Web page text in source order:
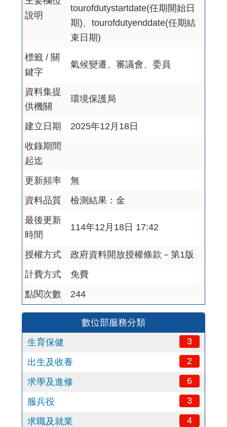
數位部服務分類
生育保健
3
出生及收養 2
求學及進修 6
服兵役 3
求職及就業 4
說明
tourofdutystartdate(任期開始日
期)、tourofdutyenddate(任期結
束日期)
標籤 / 關
鍵字
氣候變遷、審議會、委員
資料集提
供機關
環境保護局
建立日期
2025年12月18日
收錄期間
起迄
更新頻率
無
資料品質
檢測結果：金
最後更新
時間
114年12月18日 17:42
授權方式
政府資料開放授權條款－第1版
計費方式
免費
點閱次數
244